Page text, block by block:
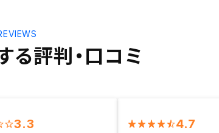
る評判・口コミ
3.3 4.7